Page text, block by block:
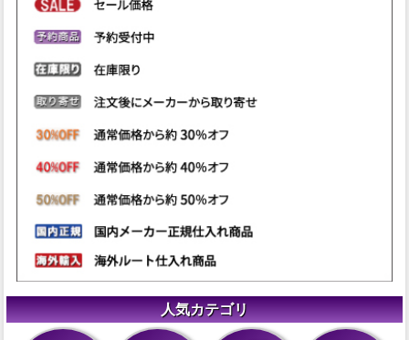
人気カテゴリ